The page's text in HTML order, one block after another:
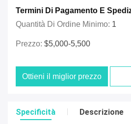
Termini Di Pagamento E
Quantità Di Ordine Minimo: 1
Prezzo: $5,000-5,500
Ottieni il miglior prezzo
Specificità Descrizione